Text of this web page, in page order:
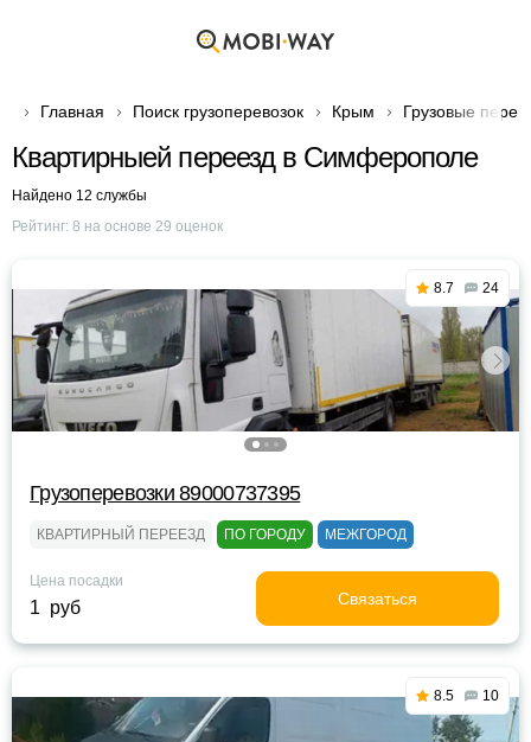
Главная Поиск грузоперевозок Крым Грузовые
Квартирныей переезд в Симферополе
Найдено 12 службы
Рейтинг: 8 на основе 29 оценок
8.7 24
Грузоперевозки 89000737395
КВАРТИРНЫЙ ПЕРЕЕЗД ПО ГОРОДУ МЕЖГОРОД
Цена посадки
1 руб Связаться
8.5 10